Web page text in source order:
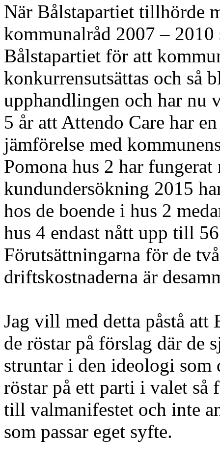
När Bålstapartiet tillhörde
kommunalråd 2007 –
Bålstapartiet för att
konkurrensutsättas och så
upphandlingen och har nu
5 år att Attendo Care har
jämförelse med
Pomona hus 2 har
kundundersökning 2015
hos de boende i hus 2
hus 4 endast nått upp till
Förutsättningarna för de
driftskostnaderna är
Jag vill med detta påstå att
de röstar på förslag där de
struntar i den ideologi
röstar på ett parti i valet så
till valmanifestet och inte
som passar eget syfte.